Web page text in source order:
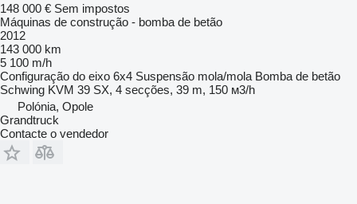
148 000 € Sem impostos
Máquinas de construção - bomba de betão
2012
143 000 km
5 100 m/h
Configuração do eixo 6x4 Suspensão mola/mola Bomba de betão
Schwing KVM 39 SX, 4 secções, 39 m, 150 м3/h
Polónia, Opole
Grandtruck
Contacte o vendedor